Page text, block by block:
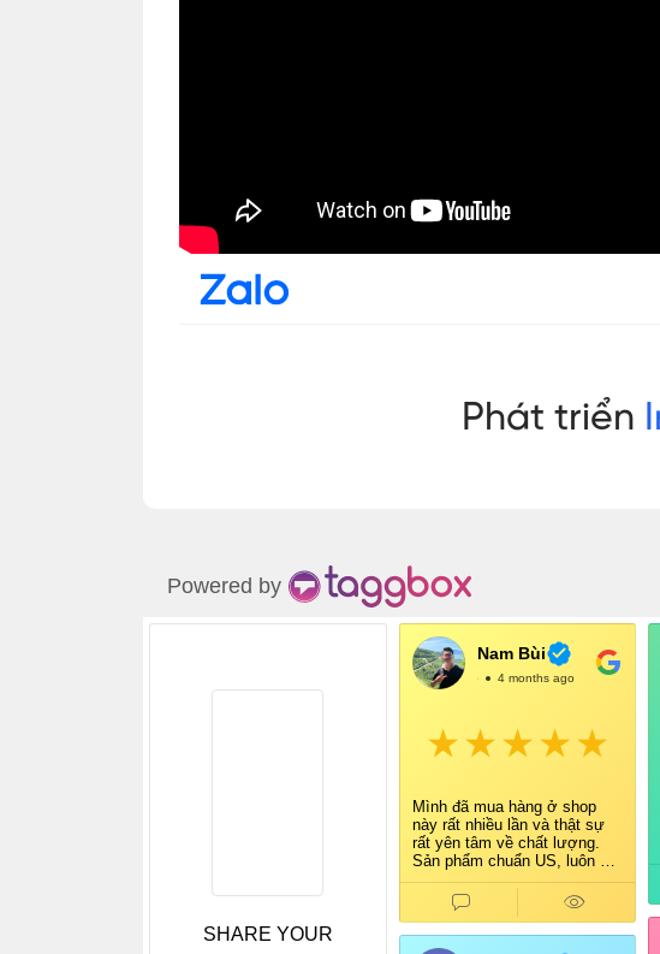
Powered by
SHARE YOUR
Nam Bùi
@NamBùi4 months ago
Mình đã mua hàng ở shop
này rất nhiều lần và thật sự
rất yên tâm về chất lượng.
Sản phẩm chuẩn US, luôn có
tem tag đầy đủ, rõ ràng nên
mình cực kỳ tin tưởng.
Shop tư vấn nhiệt tình, giao
hàng nhanh, đóng gói cẩn